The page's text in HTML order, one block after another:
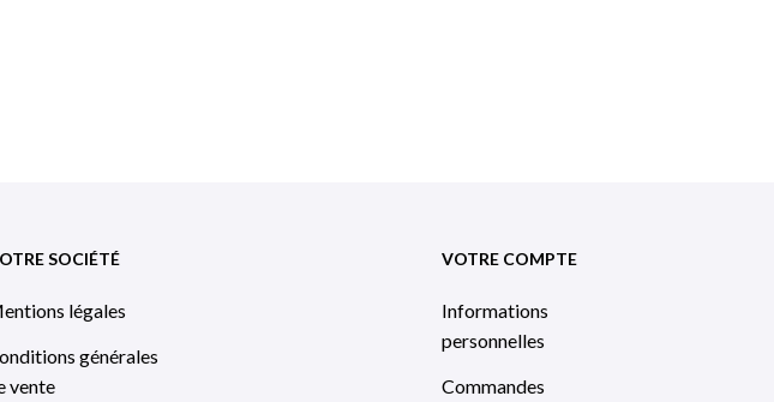
SOCIÉTÉ
légales
générales
vente
VOTRE COMPTE
Informations
personnelles
Commandes